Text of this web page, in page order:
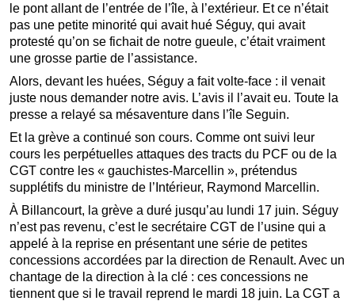
le pont allant de l’entrée de l’île, à l’extérieur. Et ce n’était
pas une petite minorité qui avait hué Séguy, qui avait
protesté qu’on se fichait de notre gueule, c’était vraiment
une grosse partie de l’assistance.
Alors, devant les huées, Séguy a fait volte-face : il venait
juste nous demander notre avis. L’avis il l’avait eu. Toute la
presse a relayé sa mésaventure dans l’île Seguin.
Et la grève a continué son cours. Comme ont suivi leur
cours les perpétuelles attaques des tracts du PCF ou de la
CGT contre les « gauchistes-Marcellin », prétendus
supplétifs du ministre de l’Intérieur, Raymond Marcellin.
À Billancourt, la grève a duré jusqu’au lundi 17 juin. Séguy
n’est pas revenu, c’est le secrétaire CGT de l’usine qui a
appelé à la reprise en présentant une série de petites
concessions accordées par la direction de Renault. Avec un
chantage de la direction à la clé : ces concessions ne
tiennent que si le travail reprend le mardi 18 juin. La CGT a